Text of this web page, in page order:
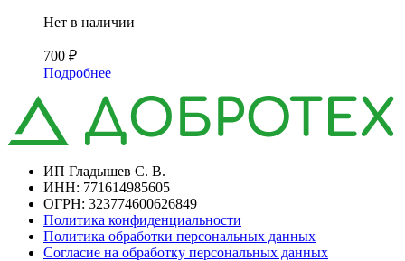
Нет в наличии
700 ₽
Подробнее
ИП Гладышев С. В.
ИНН: 771614985605
ОГРН: 323774600626849
Политика конфиденциальности
Политика обработки персональных данных
Согласие на обработку персональных данных